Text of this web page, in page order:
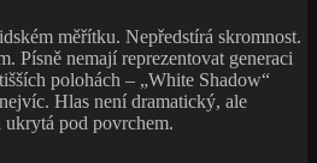
měřítku. Nepředstírá skromnost.
Písně nemají reprezentovat generaci
polohách – „White Shadow“
Hlas není dramatický, ale
ukrytá pod povrchem.